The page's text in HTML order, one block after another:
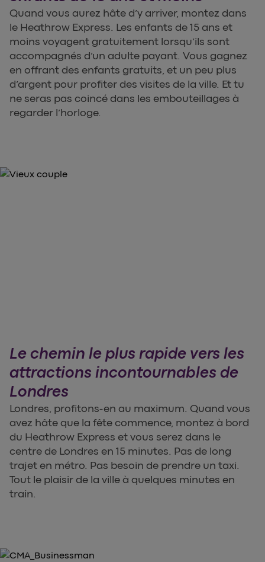
Quand vous aurez hâte d’y arriver, montez dans
le Heathrow Express. Les enfants de 15 ans et
moins voyagent gratuitement lorsqu’ils sont
accompagnés d’un adulte payant. Vous gagnez
en offrant des enfants gratuits, et un peu plus
d’argent pour profiter des visites de la ville. Et tu
ne seras pas coincé dans les embouteillages à
regarder l’horloge.
Le chemin le plus rapide vers les
attractions incontournables de
Londres
Londres, profitons-en au maximum. Quand vous
avez hâte que la fête commence, montez à bord
du Heathrow Express et vous serez dans le
centre de Londres en 15 minutes. Pas de long
trajet en métro. Pas besoin de prendre un taxi.
Tout le plaisir de la ville à quelques minutes en
train.